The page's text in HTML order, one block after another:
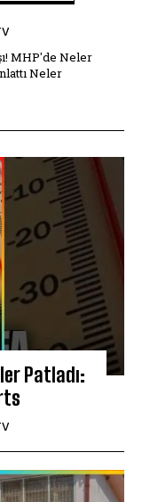
MHP'de Neler
Neler
Patladı: